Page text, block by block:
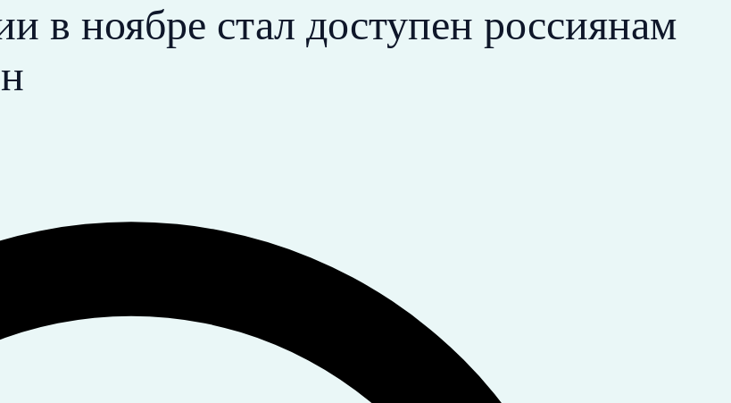
в ноябре стал доступен россиянам